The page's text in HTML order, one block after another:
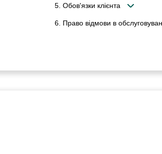
5. Обов'язки клієнта
6. Право відмови в